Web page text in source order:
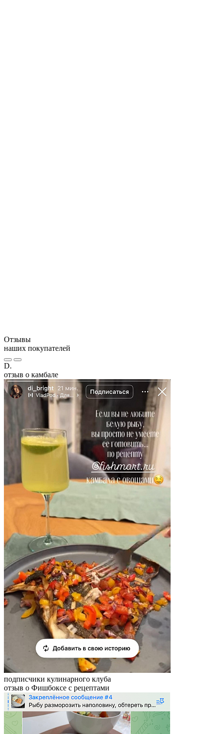
Отзывы
наших покупателей
D.
отзыв о камбале
подписчики кулинарного клуба
отзыв о Фишбоксе с рецептами